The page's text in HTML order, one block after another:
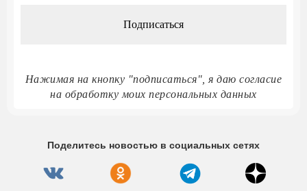
Нажимая на кнопку "подписаться", я даю согласие
на обработку моих персональных данных
Поделитесь новостью в социальных сетях